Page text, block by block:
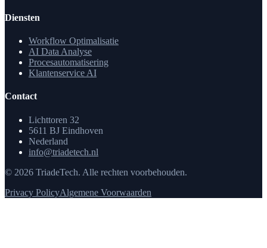
Diensten
Workflow Optimalisatie
AI Data Analyse
Procesautomatisering
Klantenservice AI
Contact
Lichttoren 32
5611 BJ Eindhoven
Nederland
info@triadetech.nl
© 2026 TriadeTech. Alle rechten voorbehouden.
Privacy PolicyAlgemene Voorwaarden